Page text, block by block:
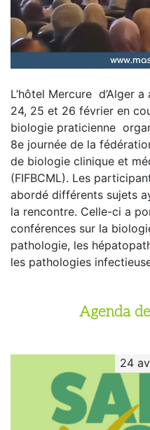
L’hôtel Mercure d’Alger
24, 25 et 26 février en
biologie praticienne
8e journée de la
de biologie clinique et
(FIFBCML). Les
abordé différents sujets
la rencontre. Celle-ci a
conférences sur la
pathologie, les
les pathologies
Agenda
24